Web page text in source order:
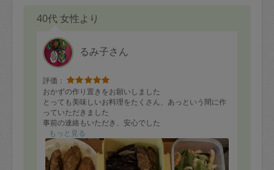
40代 女性より
るみ子さん
評価：
おかずの作り置きをお願いしました
とっても美味しいお料理をたくさん、あっという間に作
っていただきました
事前の連絡もいただき、安心でした
3人の子どもの食事がマンネリになってきていたので親子
共にとても救われました
またお願いしたいです！
ありがとうございました！
もっと見る